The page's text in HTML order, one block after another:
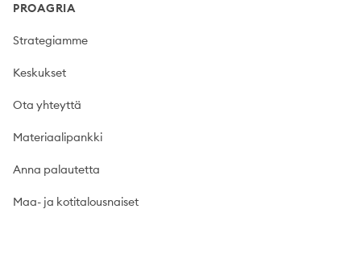
PROAGRIA
Strategiamme
Keskukset
Ota yhteyttä
Materiaalipankki
Anna palautetta
Maa- ja kotitalousnaiset